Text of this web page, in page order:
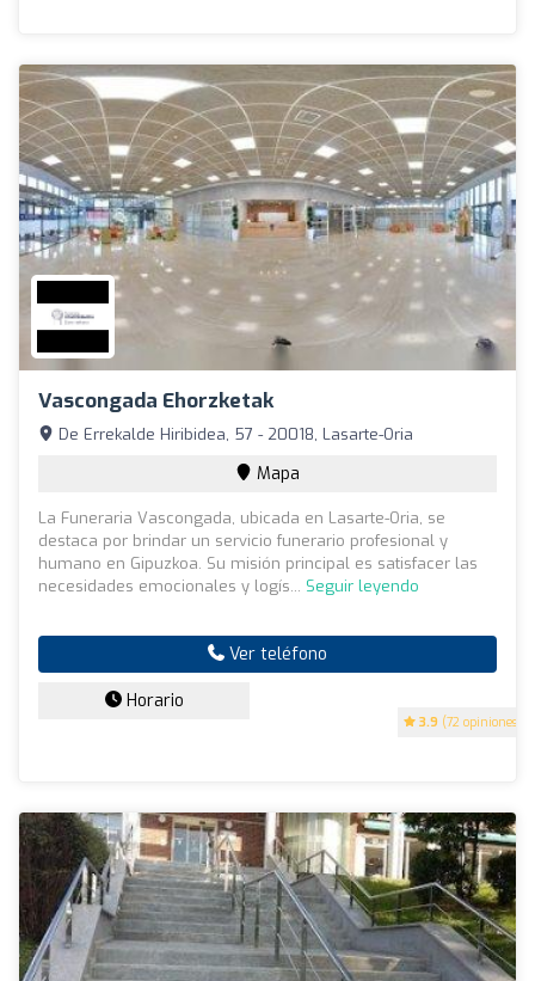
Vascongada Ehorzketak
3.9 (72 opiniones)
De Errekalde Hiribidea, 57 - 20018, Lasarte-Oria
Mapa
La Funeraria Vascongada, ubicada en Lasarte-Oria, se
destaca por brindar un servicio funerario profesional y
humano en Gipuzkoa. Su misión principal es satisfacer las
necesidades emocionales y logís... Seguir leyendo
Ver teléfono
Horario